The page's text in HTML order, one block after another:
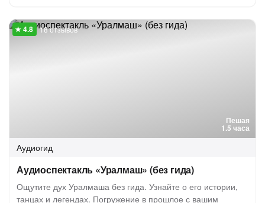
Пешая
1.5 часа
18 отзывов
Аудиогид
Аудиоспектакль «Уралмаш» (без гида)
Ощутите дух Уралмаша без гида. Узнайте о его истории,
танцах и легендах. Погружение в прошлое с вашим